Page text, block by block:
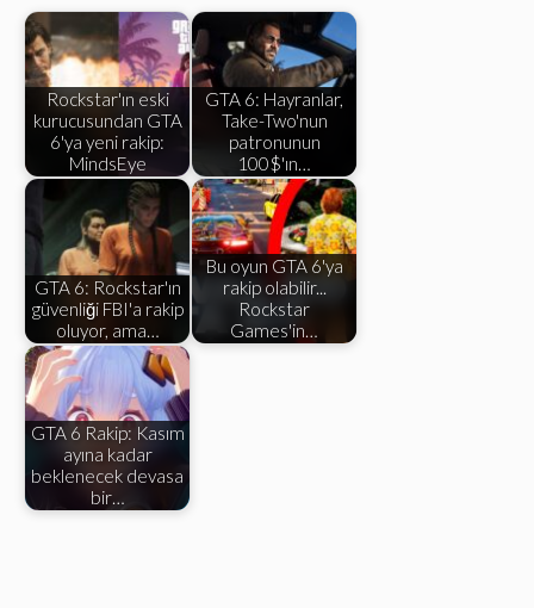
Rockstar'ın eski
kurucusundan GTA
6'ya yeni rakip:
MindsEye
GTA 6: Hayranlar,
Take-Two'nun
patronunun
100$'ın…
GTA 6: Rockstar'ın
güvenliği FBI'a rakip
oluyor, ama…
Bu oyun GTA 6'ya
rakip olabilir...
Rockstar
Games'in…
GTA 6 Rakip: Kasım
ayına kadar
beklenecek devasa
bir…